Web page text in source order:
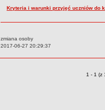
Kryteria i warunki przyjęć uczniów do
zmiana osoby
Data:
2017-06-27 20:29:37
Zmiany
1 - 1 (z